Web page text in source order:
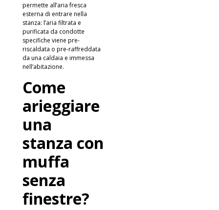
permette all’aria fresca
esterna di entrare nella
stanza: l’aria filtrata e
purificata da condotte
specifiche viene pre-
riscaldata o pre-raffreddata
da una caldaia e immessa
nell’abitazione.
Come
arieggiare
una
stanza con
muffa
senza
finestre?